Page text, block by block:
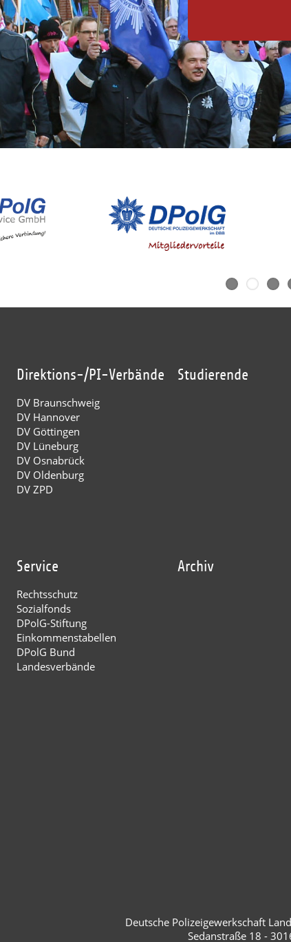
Direktions-/PI-Verbände
DV Braunschweig
DV Hannover
DV Göttingen
DV Lüneburg
DV Osnabrück
DV Oldenburg
DV ZPD
Studierende
Service
Rechtsschutz
Sozialfonds
DPolG-Stiftung
Einkommenstabellen
DPolG Bund
Landesverbände
Archiv
Deutsche Polizeigewerkschaft
Sedanstraße 18 -